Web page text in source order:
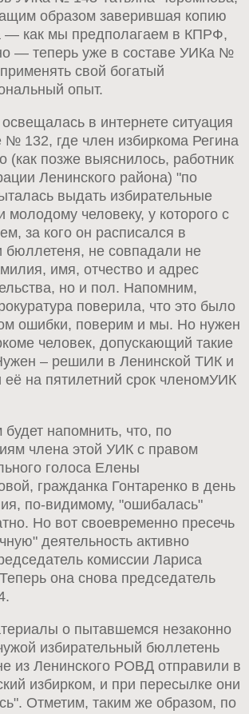
образом заверившая копию
— как мы предполагаем в КПРФ,
— теперь уже в составе УИКа №
свой богатый
опыт.
в интернете ситуация
№ 132, где член избиркома Регина
(как позже выяснилось, работник
Ленинского района) "по
выдать избирательные
молодому человеку, у которого с
за кого он расписался в
бюллетеня, не совпадали не
имя, отчество и адрес
но и пол. Напомним,
поверила, что это было
ошибки, поверим и мы. Но нужен
человек, допускающий такие
– решили в Ленинской ТИК и
её на пятилетний срок членомУИК
напомнить, что, по
члена этой УИК с правом
голоса Елены
гражданка Гонтаренко в день
по-видимому, "ошибалась"
Но вот своевременно пресечь
деятельность активно
комиссии Лариса
она снова председатель
о пытавшемся незаконно
избирательный бюллетень
из Ленинского РОВД отправили в
избирком, и при пересылке они
Отметим, таким же образом, по